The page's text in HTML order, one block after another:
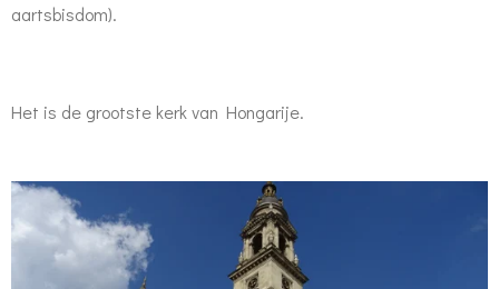
aartsbisdom).
Het is de grootste kerk van Hongarije.